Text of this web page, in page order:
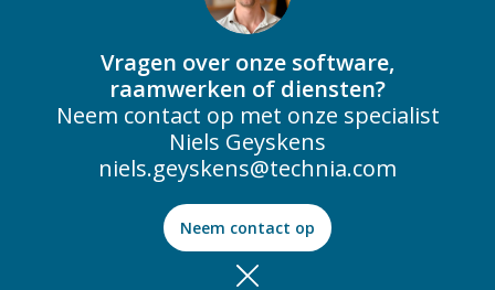
Vragen over onze software,
raamwerken of diensten?
Neem contact op met onze specialist
Niels Geyskens
niels.geyskens@technia.com
Neem contact op